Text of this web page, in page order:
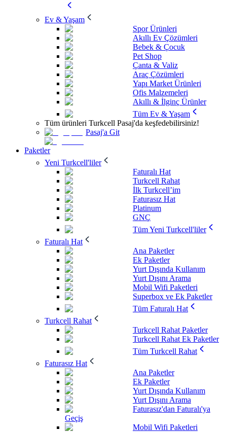
Ev & Yaşam
Spor Ürünleri
Akıllı Ev Çözümleri
Bebek & Çocuk
Pet Shop
Çanta & Valiz
Araç Çözümleri
Yapı Market Ürünleri
Ofis Malzemeleri
Akıllı & İlginç Ürünler
Tüm Ev & Yaşam
Tüm ürünleri Turkcell Pasaj'da keşfedebilirsiniz!
Pasaj'a Git
Paketler
Yeni Turkcell'liler
Faturalı Hat
Turkcell Rahat
İlk Turkcell’im
Faturasız Hat
Platinum
GNÇ
Tüm Yeni Turkcell'liler
Faturalı Hat
Ana Paketler
Ek Paketler
Yurt Dışında Kullanım
Yurt Dışını Arama
Mobil Wifi Paketleri
Superbox ve Ek Paketler
Tüm Faturalı Hat
Turkcell Rahat
Turkcell Rahat Paketler
Turkcell Rahat Ek Paketler
Tüm Turkcell Rahat
Faturasız Hat
Ana Paketler
Ek Paketler
Yurt Dışında Kullanım
Yurt Dışını Arama
Faturasız'dan Faturalı'ya
Geçiş
Mobil Wifi Paketleri